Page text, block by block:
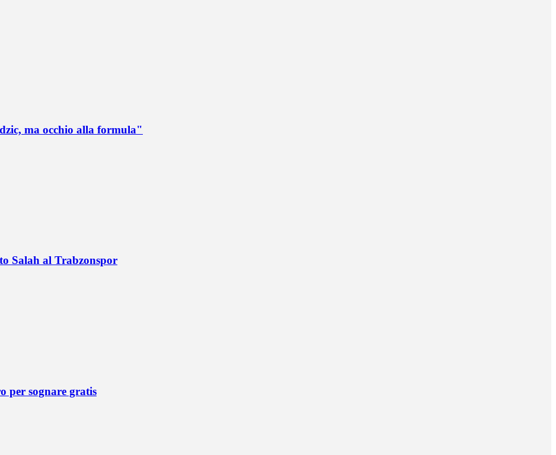
ma occhio alla formula"
Salah al Trabzonspor
per sognare gratis